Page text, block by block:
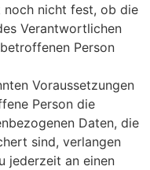
noch nicht fest, ob die
Verantwortlichen
Person
Voraussetzungen
Person die
Daten, die
sind, verlangen
jederzeit an einen